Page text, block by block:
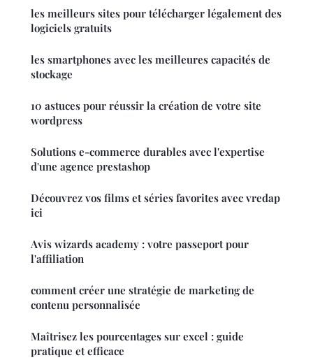
les meilleurs sites pour télécharger légalement des
logiciels gratuits
les smartphones avec les meilleures capacités de
stockage
10 astuces pour réussir la création de votre site
wordpress
Solutions e-commerce durables avec l'expertise
d'une agence prestashop
Découvrez vos films et séries favorites avec vredap
ici
Avis wizards academy : votre passeport pour
l'affiliation
comment créer une stratégie de marketing de
contenu personnalisée
Maîtrisez les pourcentages sur excel : guide
pratique et efficace